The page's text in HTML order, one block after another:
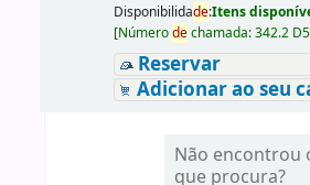
Disponibilidade:Itens
[Númerodechamada:342.2
Reservar
Adicionar ao seu
Não encontrou
que procura?